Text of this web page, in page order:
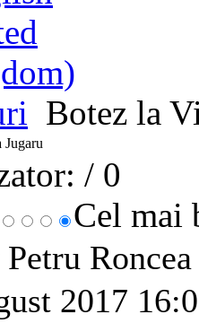
Botez la
Jugaru
/ 0
Cel mai
Petru
2017